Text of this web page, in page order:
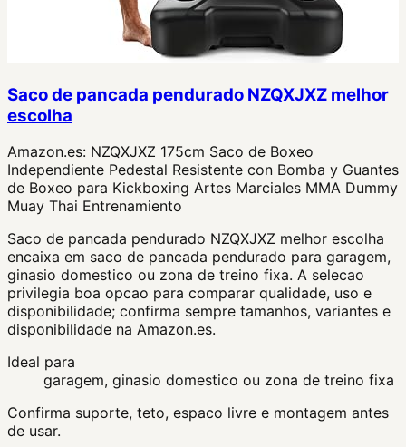
Saco de pancada pendurado NZQXJXZ melhor
escolha
Amazon.es: NZQXJXZ 175cm Saco de Boxeo
Independiente Pedestal Resistente con Bomba y Guantes
de Boxeo para Kickboxing Artes Marciales MMA Dummy
Muay Thai Entrenamiento
Saco de pancada pendurado NZQXJXZ melhor escolha
encaixa em saco de pancada pendurado para garagem,
ginasio domestico ou zona de treino fixa. A selecao
privilegia boa opcao para comparar qualidade, uso e
disponibilidade; confirma sempre tamanhos, variantes e
disponibilidade na Amazon.es.
Ideal para
garagem, ginasio domestico ou zona de treino fixa
Confirma suporte, teto, espaco livre e montagem antes
de usar.